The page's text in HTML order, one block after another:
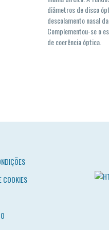
diâmetros de disco
descolamento nasal
Complementou-se o
de coerência óptica.
COOKIES